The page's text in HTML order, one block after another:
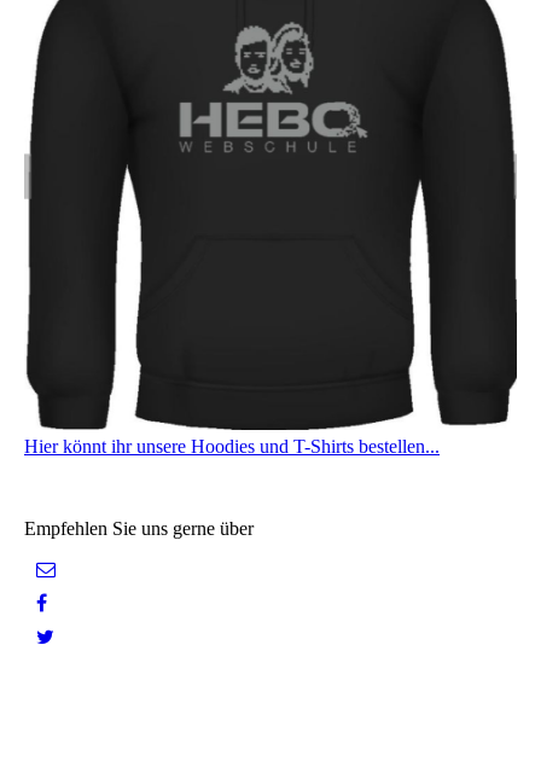
Hier könnt ihr unsere Hoodies und T-Shirts bestellen...
Empfehlen Sie uns gerne über